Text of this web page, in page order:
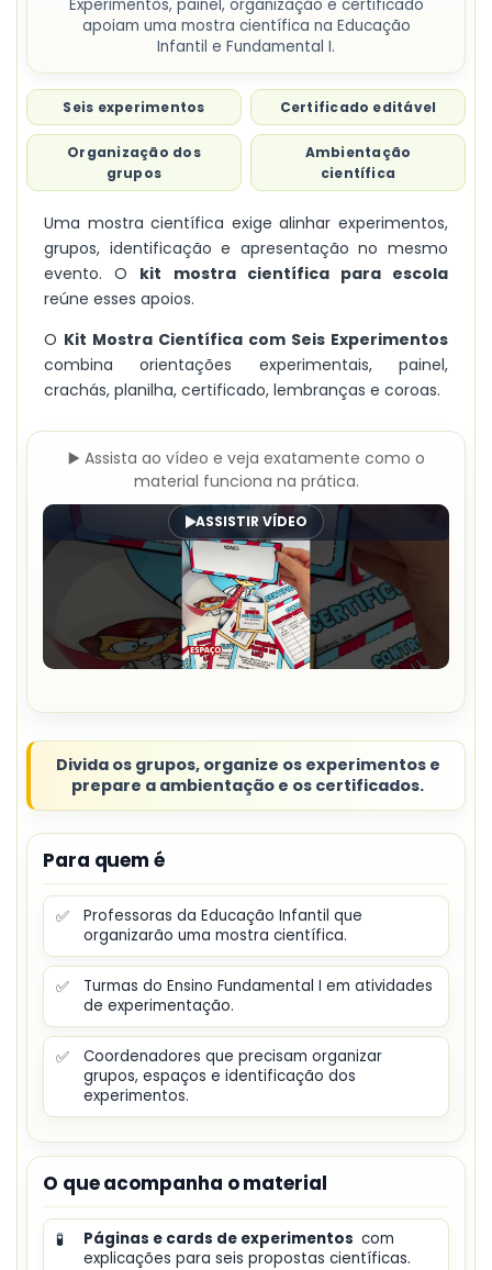
Experimentos, painel, organização e certificado
apoiam uma mostra científica na Educação
Infantil e Fundamental I.
Seis experimentos Certificado editável
Organização dos
grupos
Ambientação
científica
Uma mostra científica exige alinhar experimentos,
grupos, identificação e apresentação no mesmo
evento. O kit mostra científica para escola
reúne esses apoios.
O Kit Mostra Científica com Seis Experimentos
combina orientações experimentais, painel,
crachás, planilha, certificado, lembranças e coroas.
▶️ Assista ao vídeo e veja exatamente como o
material funciona na prática.
ASSISTIR VÍDEO
Divida os grupos, organize os experimentos e
prepare a ambientação e os certificados.
Para quem é
✅
Professoras da Educação Infantil que
organizarão uma mostra científica.
✅
Turmas do Ensino Fundamental I em atividades
de experimentação.
✅
Coordenadores que precisam organizar
grupos, espaços e identificação dos
experimentos.
O que acompanha o material
🧪 Páginas e cards de experimentos com
explicações para seis propostas científicas.